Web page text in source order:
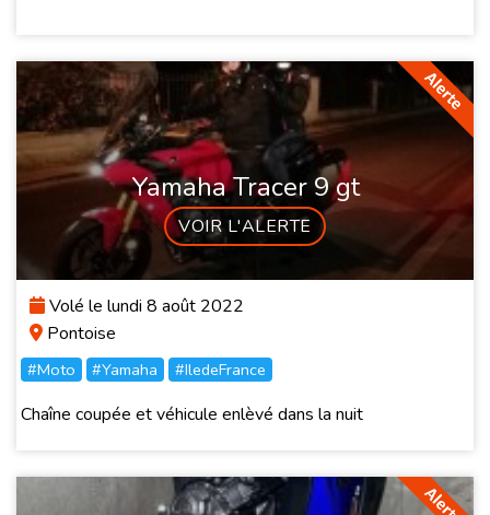
Yamaha Tracer 9 gt
VOIR L'ALERTE
Volé le lundi 8 août 2022
Pontoise
#Moto #Yamaha #IledeFrance
Chaîne coupée et véhicule enlèvé dans la nuit